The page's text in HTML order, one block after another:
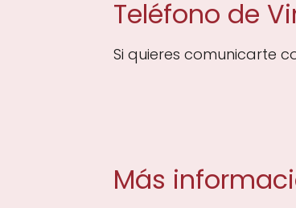
Teléfono de
Si quieres comunicarte
Más